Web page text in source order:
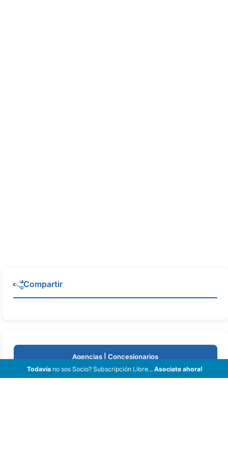
Compartir
Agencias | Concesionarios
Todavíano sos Socio? Subscripción Libre... Asociate ahora!